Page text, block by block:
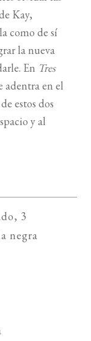
Kay,
como de sí
la nueva
En Tres
adentra en el
estos dos
y al
, 3
negra